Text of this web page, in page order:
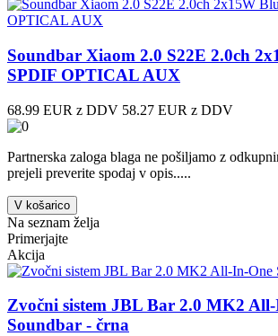
Soundbar Xiaom 2.0 S22E 2.0ch
SPDIF OPTICAL AUX
68.99 EUR z DDV 58.27 EUR z DDV
Partnerska zaloga blaga ne pošiljamo z
prejeli preverite spodaj v opis.....
V košarico
Na seznam želja
Primerjajte
Akcija
Zvočni sistem JBL Bar 2.0 MK2
Soundbar - črna